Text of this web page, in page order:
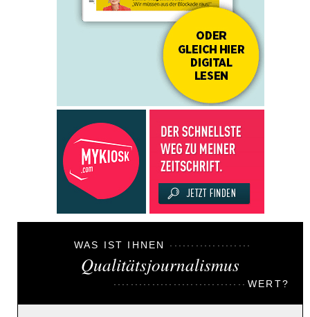
WAS IST IHNEN
Qualitätsjournalismus
WERT?